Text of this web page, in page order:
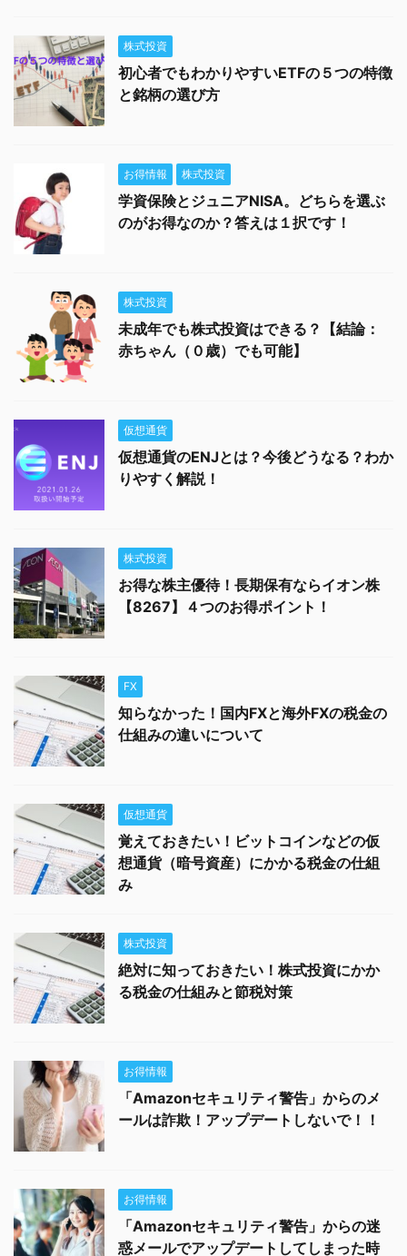
株式投資
初心者でもわかりやすいETFの５つの特徴
と銘柄の選び方
お得情報 株式投資
学資保険とジュニアNISA。どちらを選ぶ
のがお得なのか？答えは１択です！
株式投資
未成年でも株式投資はできる？【結論：
赤ちゃん（０歳）でも可能】
仮想通貨
仮想通貨のENJとは？今後どうなる？わか
りやすく解説！
株式投資
お得な株主優待！長期保有ならイオン株
【8267】４つのお得ポイント！
FX
知らなかった！国内FXと海外FXの税金の
仕組みの違いについて
仮想通貨
覚えておきたい！ビットコインなどの仮
想通貨（暗号資産）にかかる税金の仕組
み
株式投資
絶対に知っておきたい！株式投資にかか
る税金の仕組みと節税対策
お得情報
「Amazonセキュリティ警告」からのメ
ールは詐欺！アップデートしないで！！
お得情報
「Amazonセキュリティ警告」からの迷
惑メールでアップデートしてしまった時